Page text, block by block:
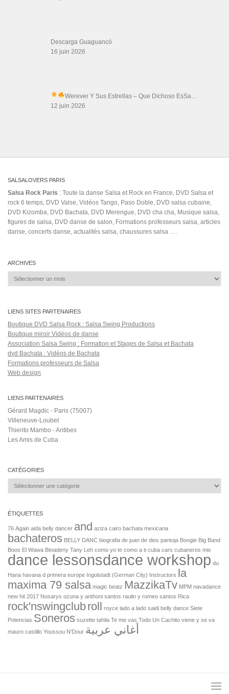
Descarga Guaguancó
16 juin 2026
Werever Y Sus Estrellas – Que Dichoso EsSa…
12 juin 2026
SALSALOVERS PARIS
Salsa Rock Paris : Toute la danse Salsa et Rock en France, DVD Salsa et
rock 6 temps, DVD Valse, Vidéos Tango, Paso Doble, DVD salsa cubaine,
DVD Kizomba, DVD Bachata, DVD Merengue, DVD cha cha, Musique salsa,
figures de salsa, DVD danse de salon, Formations professeurs salsa, articles
danse, concerts danse, actualités salsa, chaussures salsa ….
ARCHIVES
Archives
LIENS SITES PARTENAIRES
Boutique DVD Salsa Rock : Salsa Swing Productions
Boutique miroir Vidéos de danse
Association Salsa Swing : Formation et Stages de Salsa et Bachata
dvd Bachata : Vidéos de Bachata
Formations professeurs de Salsa
Web design
LIENS PARTENAIRES
Gérard Magdic - Paris (75007)
Villeneuve-Loubet
Thierito Mambo - Antibes
Les Amis de Cuba
CATÉGORIES
Catégories
ÉTIQUETTES
76 Again aida belly dancer and aziza cairo bachata mexicana
bachateros BELLY DANC biografia de juan de dios pantoja Boogie Big Band
Boos El Wawa Btnadeny Tany Leh como yo te como a ti cuba cars cubaneros mix
dance lessonsdance workshop du
Hana havana d primera europe Ingolstadt (German City) Instructors la
maxima 79 salsa magic beatz MazzikaTv MPM navadance
new hit 2017 Nosarys ozuna y anthoni santos raulin y romeo santos Rica
rock'nswingclubroll royce lado a lado saidi belly dance Siete
Potencias Soneros suzette tahila Te me vas Todo Un Cachito viene y se va
mauro castillo Youssou N'Dour أغاني عربية